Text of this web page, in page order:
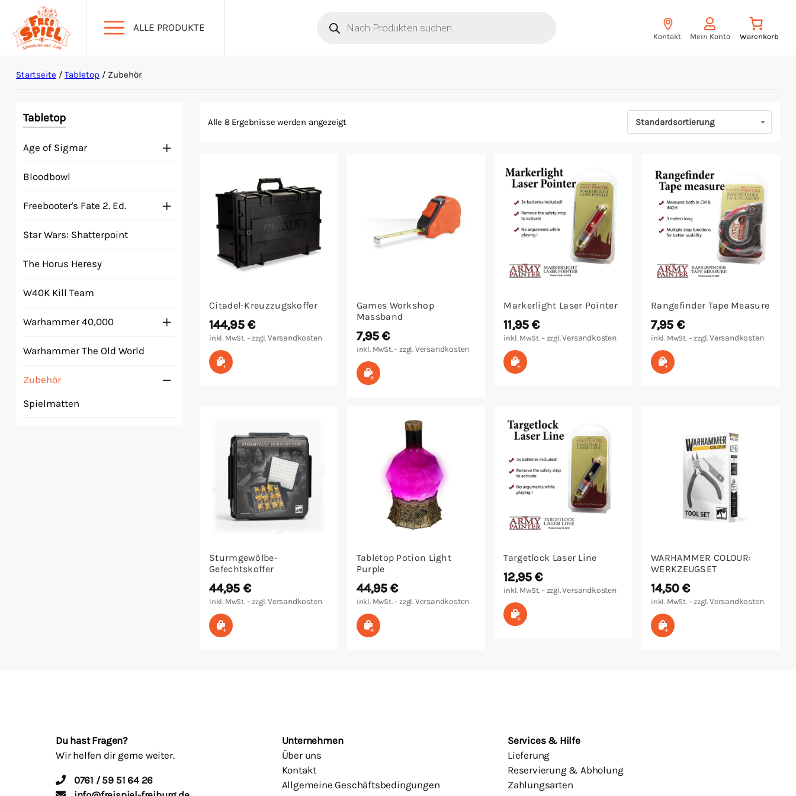
ALLE PRODUKTE
search
Kontakt Mein Konto
Aktion Hoher Spielwert
Escape Games
Events
Gesellschaftsspiele
Living Card Games
Malen/Modellbau
Sammelkartenspiele
Spielzubehör
Tabletop
Startseite / Tabletop / Zubehör
Alle 8 Ergebnisse werden angezeigt Standardsortierung
Citadel-Kreuzzugskoffer
144,95 €
inkl. MwSt. – zzgl.Versandkosten
In den Warenkorb
Games Workshop
Massband
7,95€
inkl. MwSt. – zzgl. Versandkosten
In den Warenkorb
Markerlight Laser Pointer
11,95 €
inkl. MwSt. – zzgl.Versandkosten
In den Warenkorb
Rangefinder Tape Measure
7,95 €
inkl. MwSt. – zzgl.Versandkosten
In den Warenkorb
Sturmgewölbe-
Gefechtskoffer
44,95 €
inkl. MwSt. – zzgl.Versandkosten
In den Warenkorb
Tabletop Potion Light
Purple
44,95€
inkl. MwSt. – zzgl. Versandkosten
In den Warenkorb
Targetlock Laser Line
12,95 €
inkl. MwSt. – zzgl.Versandkosten
In den Warenkorb
WARHAMMER COLOUR:
WERKZEUGSET
14,50 €
inkl. MwSt. – zzgl.Versandkosten
In den Warenkorb
Tabletop
Age of Sigmar
Bloodbowl
Freebooter's Fate 2. Ed.
Star Wars: Shatterpoint
The Horus Heresy
W40K Kill Team
Warhammer 40,000
Warhammer The Old World
Zubehör
Spielmatten
Du hast Fragen?
Wir helfen dir gerne weiter.
0761 / 59 51 64 26
Unternehmen
Über uns
Kontakt
Allgemeine Geschäftsbedingungen
Services & Hilfe
Lieferung
Reservierung & Abholung
Zahlungsarten